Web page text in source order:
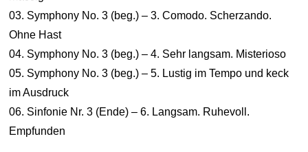
03. Symphony No. 3 (beg.) – 3. Comodo. Scherzando.
Ohne Hast
04. Symphony No. 3 (beg.) – 4. Sehr langsam. Misterioso
05. Symphony No. 3 (beg.) – 5. Lustig im Tempo und keck
im Ausdruck
06. Sinfonie Nr. 3 (Ende) – 6. Langsam. Ruhevoll.
Empfunden